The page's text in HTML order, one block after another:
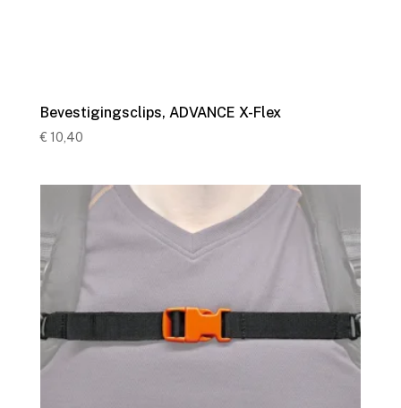
Bevestigingsclips, ADVANCE X-Flex
€ 10,40